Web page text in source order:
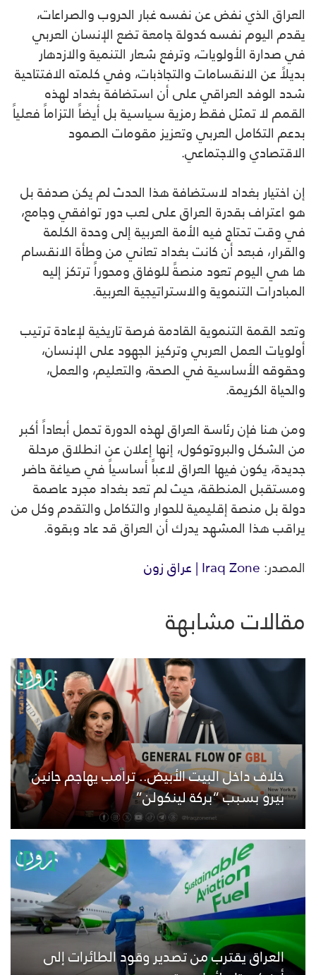
العراق الذي نفض عن نفسه غبار الحروب والصراعات،
يقدم اليوم نفسه كدولة جامعة تضع الإنسان العربي
في صدارة الأولويات، وترفع شعار التنمية والازدهار
بديلاً عن الانقسامات والتجاذبات، وفي كلمته الافتتاحية
شدد الوفد العراقي على أن استضافة بغداد لهذه
القمم لا تمثل فقط رمزية سياسية بل أيضاً التزاماً فعلياً
بدعم التكامل العربي وتعزيز مقومات الصمود
الاقتصادي والاجتماعي.
إن اختيار بغداد لاستضافة هذا الحدث لم يكن صدفة بل
هو اعتراف بقدرة العراق على لعب دور توافقي وجامع،
في وقت تحتاج فيه الأمة العربية إلى وحدة الكلمة
والقرار، فبعد أن كانت بغداد تعاني من وطأة الانقسام
ها هي اليوم تعود منصةً للوفاق ومحوراً ترتكز إليه
المبادرات التنموية والاستراتيجية العربية.
وتعد القمة التنموية القادمة فرصة تاريخية لإعادة ترتيب
أولويات العمل العربي وتركيز الجهود على الإنسان،
وحقوقه الأساسية في الصحة، والتعليم، والعمل،
والحياة الكريمة.
ومن هنا فإن رئاسة العراق لهذه الدورة تحمل أبعاداً أكبر
من الشكل والبروتوكول، إنها إعلان عن انطلاق مرحلة
جديدة، يكون فيها العراق لاعباً أساسياً في صياغة حاضر
ومستقبل المنطقة، حيث لم تعد بغداد مجرد عاصمة
دولة بل منصة إقليمية للحوار والتكامل والتقدم وكل من
يراقب هذا المشهد يدرك أن العراق قد عاد وبقوة.
المصدر:Iraq Zone | عراق زون
مقالات مشابهة
خلاف داخل البيت الأبيض.. ترامب يهاجم جانين
بيرو بسبب “بركة لينكولن”
العراق يقترب من تصدير وقود الطائرات إلى